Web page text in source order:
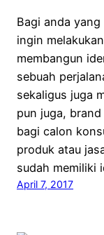
Bagi anda
ingin
membangun
sebuah
sekaligus juga
pun juga,
bagi calon
produk atau
sudah memiliki
April 7, 2017